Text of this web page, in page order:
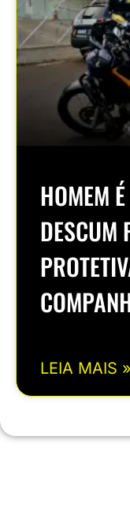
HOMEM
DESCUM
LEIA MAIS »